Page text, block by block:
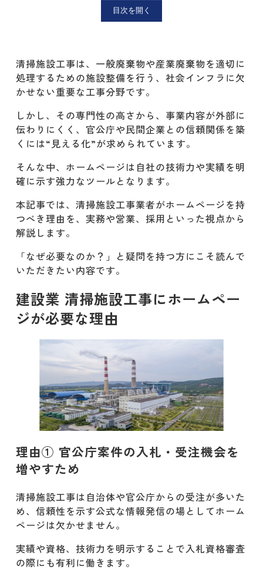
理由② 業務内容の明確な紹介で競合
理由③ 採用活動や協力業者募集に活
用できる
作に強い株式会社リレーションズ
業界特化のノウハウで、清掃施設工
官公庁・自治体向けの信頼性あるコ
採用・協力業者向けページの制作に
も対応
集客・求人ができる「良いホームペー
ジ」とは?
技術力・施工実績を具体的に見せる
構成
スマホ対応・操作性の高いデザイン
採用ページに企業の姿勢と人を伝え
るコンテンツ
建設業 清掃施設工事のホームページ制
作の費用相場は?
一般的な金額相場の制作会社
格安制作会社
大手制作会社
建設業 清掃施設工事のホームページ事
例5選
事例① 株式会社森浦鉄工所
目次を開く
清掃施設工事は、一般廃棄物や産業廃棄物を適切に
処理するための施設整備を行う、社会インフラに欠
かせない重要な工事分野です。
しかし、その専門性の高さから、事業内容が外部に
伝わりにくく、官公庁や民間企業との信頼関係を築
くには“見える化”が求められています。
そんな中、ホームページは自社の技術力や実績を明
確に示す強力なツールとなります。
本記事では、清掃施設工事業者がホームページを持
つべき理由を、実務や営業、採用といった視点から
解説します。
「なぜ必要なのか？」と疑問を持つ方にこそ読んで
いただきたい内容です。
建設業 清掃施設工事にホームペー
ジが必要な理由
理由① 官公庁案件の入札・受注機会を
増やすため
清掃施設工事は自治体や官公庁からの受注が多いた
め、信頼性を示す公式な情報発信の場としてホーム
ページは欠かせません。
実績や資格、技術力を明示することで入札資格審査
の際にも有利に働きます。